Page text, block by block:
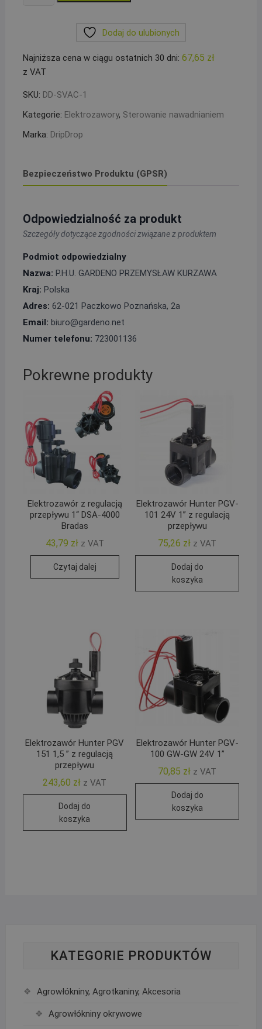
AC,
Drip
Drop
Dodaj do ulubionych
Najniższa cena w ciągu ostatnich 30 dni: 67,65 zł
z VAT
SKU: DD-SVAC-1
Kategorie: Elektrozawory, Sterowanie nawadnianiem
Marka: DripDrop
Bezpieczeństwo Produktu (GPSR)
Odpowiedzialność za produkt
Szczegóły dotyczące zgodności związane z produktem
Podmiot odpowiedzialny
Nazwa: P.H.U. GARDENO PRZEMYSŁAW KURZAWA
Kraj: Polska
Adres: 62-021 Paczkowo Poznańska, 2a
Email: biuro@gardeno.net
Numer telefonu: 723001136
Pokrewne produkty
Elektrozawór z regulacją
przepływu 1“ DSA-4000
Bradas
43,79 zł z VAT
Czytaj dalej
Elektrozawór Hunter PGV-
101 24V 1” z regulacją
przepływu
75,26 zł z VAT
Dodaj do
koszyka
Elektrozawór Hunter PGV
151 1,5 ” z regulacją
przepływu
243,60 zł z VAT
Dodaj do
koszyka
Elektrozawór Hunter PGV-
100 GW-GW 24V 1”
70,85 zł z VAT
Dodaj do
koszyka
KATEGORIE PRODUKTÓW
Agrowłókniny, Agrotkaniny, Akcesoria
Agrowłókniny okrywowe